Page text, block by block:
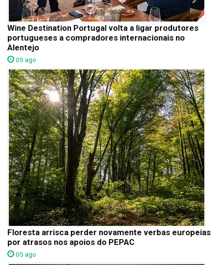
Wine Destination Portugal volta a ligar produtores
portugueses a compradores internacionais no
Alentejo
05 ago
Floresta arrisca perder novamente verbas europeias
por atrasos nos apoios do PEPAC
05 ago